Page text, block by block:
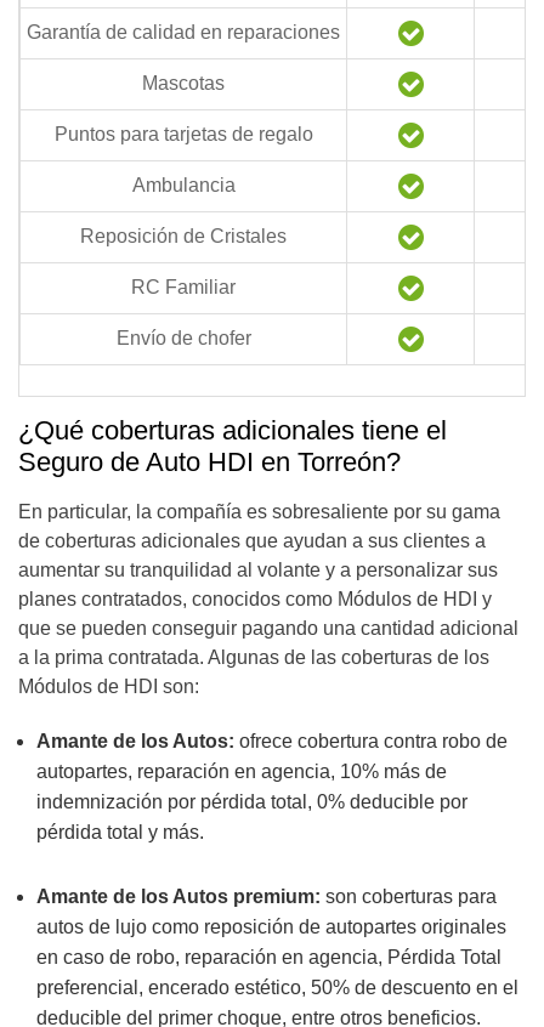
Garantía de calidad en reparaciones
Mascotas
Puntos para tarjetas de regalo
Ambulancia
Reposición de Cristales
RC Familiar
Envío de chofer
¿Qué coberturas adicionales tiene el
Seguro de Auto HDI en Torreón?
En particular, la compañía es sobresaliente por su gama
de coberturas adicionales que ayudan a sus clientes a
aumentar su tranquilidad al volante y a personalizar sus
planes contratados, conocidos como Módulos de HDI y
que se pueden conseguir pagando una cantidad adicional
a la prima contratada. Algunas de las coberturas de los
Módulos de HDI son:
Amante de los Autos: ofrece cobertura contra robo de
autopartes, reparación en agencia, 10% más de
indemnización por pérdida total, 0% deducible por
pérdida total y más.
Amante de los Autos premium: son coberturas para
autos de lujo como reposición de autopartes originales
en caso de robo, reparación en agencia, Pérdida Total
preferencial, encerado estético, 50% de descuento en el
deducible del primer choque, entre otros beneficios.